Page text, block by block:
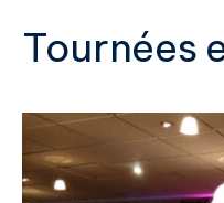
Tournées